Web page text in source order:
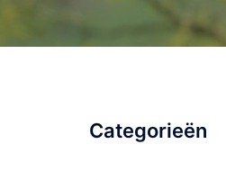
Categorieën